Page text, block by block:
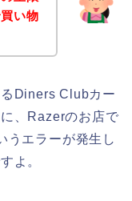
い物
るDiners Clubカー
、Razerのお店で
うエラーが発生し
よ。